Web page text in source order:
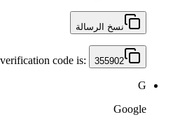
نسخ الرسالة
code is: 355902
G
Google